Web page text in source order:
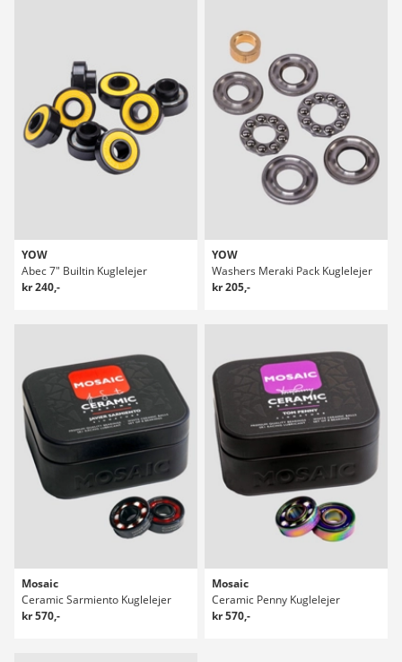
YOW
Abec 7" Builtin Kuglelejer
kr 240,-
YOW
Washers Meraki Pack Kuglelejer
kr 205,-
Mosaic
Ceramic Sarmiento Kuglelejer
kr 570,-
Mosaic
Ceramic Penny Kuglelejer
kr 570,-